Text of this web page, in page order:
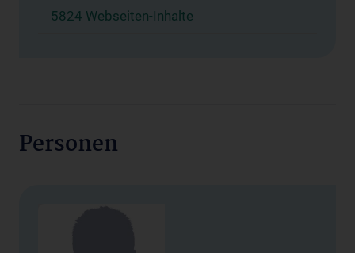
5824 Webseiten-Inhalte
Personen